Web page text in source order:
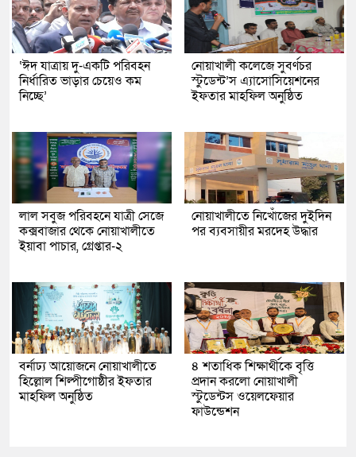
‘ঈদ যাত্রায় দু-একটি পরিবহন
নির্ধারিত ভাড়ার চেয়েও কম
নিচ্ছে’
নোয়াখালী কলেজে সুবর্ণচর
স্টুডেন্ট’স এ্যাসোসিয়েশনের
ইফতার মাহফিল অনুষ্ঠিত
লাল সবুজ পরিবহনে যাত্রী সেজে
কক্সবাজার থেকে নোয়াখালীতে
ইয়াবা পাচার, গ্রেপ্তার-২
নোয়াখালীতে নিখোঁজের দুইদিন
পর ব্যবসায়ীর মরদেহ উদ্ধার
বর্নাঢ্য আয়োজনে নোয়াখালীতে
হিল্লোল শিল্পীগোষ্ঠীর ইফতার
মাহফিল অনুষ্ঠিত
৪ শতাধিক শিক্ষার্থীকে বৃত্তি
প্রদান করলো নোয়াখালী
স্টুডেন্টস ওয়েলফেয়ার
ফাউন্ডেশন